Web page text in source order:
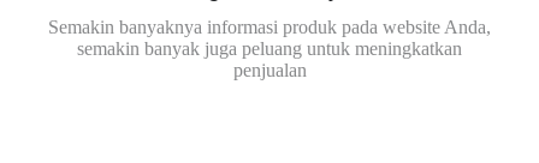
Semakin banyaknya informasi produk pada website Anda,
semakin banyak juga peluang untuk meningkatkan
penjualan